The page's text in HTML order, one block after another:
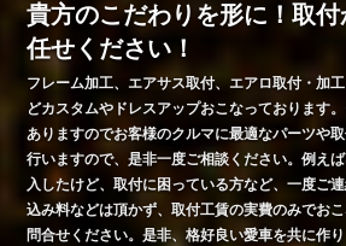
貴方のこだわりを形に！取
任せください！
フレーム加工、エアサス取付、エアロ取付・加
どカスタムやドレスアップおこなっております
ありますのでお客様のクルマに最適なパーツや
行いますので、是非一度ご相談ください。例え
入したけど、取付に困っている方など、一度ご
込み料などは頂かず、取付工賃の実費のみでお
問合せください。是非、格好良い愛車を共に作り